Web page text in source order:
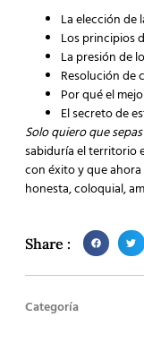
La elección de
Los principios
La presión de
Resolución de
Por qué el
El secreto de
Solo quiero que sepas
sabiduría el territorio
con éxito y que
honesta, coloquial,
Share :
Categoría